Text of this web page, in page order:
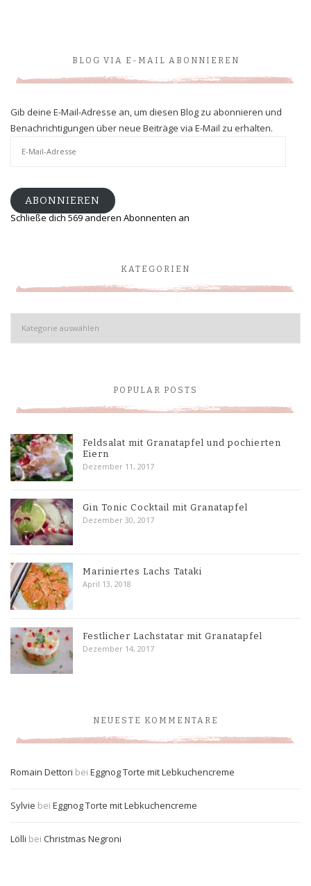
BLOG VIA E-MAIL ABONNIEREN
Gib deine E-Mail-Adresse an, um diesen Blog zu abonnieren und
Benachrichtigungen über neue Beiträge via E-Mail zu erhalten.
ABONNIEREN
Schließe dich 569 anderen Abonnenten an
KATEGORIEN
Kategorien
POPULAR POSTS
Feldsalat mit Granatapfel und pochierten
Eiern
Dezember 11, 2017
Gin Tonic Cocktail mit Granatapfel
Dezember 30, 2017
Mariniertes Lachs Tataki
April 13, 2018
Festlicher Lachstatar mit Granatapfel
Dezember 14, 2017
NEUESTE KOMMENTARE
Romain Dettori bei Eggnog Torte mit Lebkuchencreme
Sylvie bei Eggnog Torte mit Lebkuchencreme
Lölli bei Christmas Negroni